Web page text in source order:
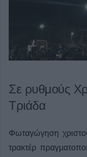
Σε ρυθμούς
Τριάδα
Φωταγώγηση
τρακτέρ